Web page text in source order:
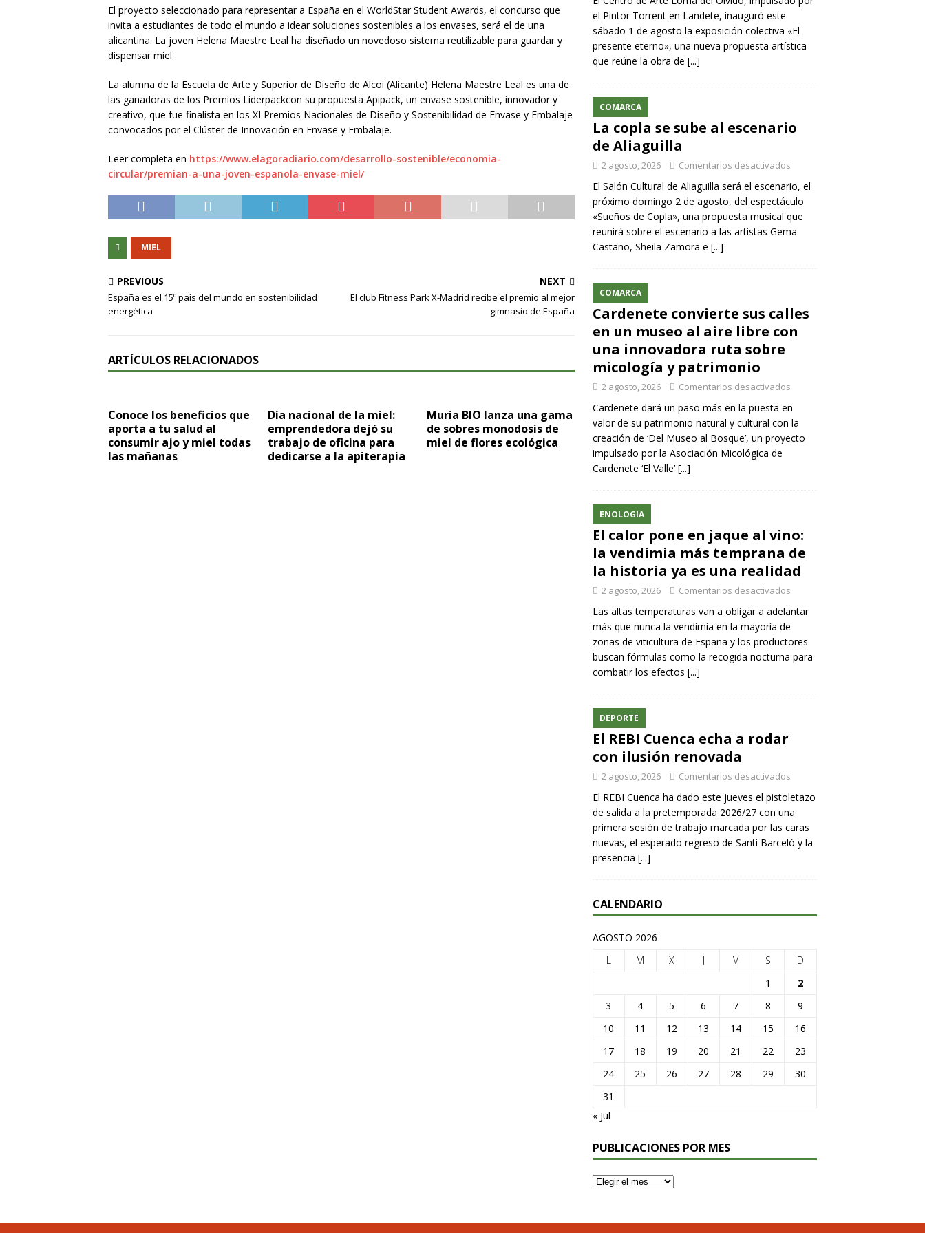
El proyecto seleccionado para representar a España en el WorldStar Student Awards, el concurso que
invita a estudiantes de todo el mundo a idear soluciones sostenibles a los envases, será el de una
alicantina. La joven Helena Maestre Leal ha diseñado un novedoso sistema reutilizable para guardar y
dispensar miel
La alumna de la Escuela de Arte y Superior de Diseño de Alcoi (Alicante) Helena Maestre Leal es una de
las ganadoras de los Premios Liderpackcon su propuesta Apipack, un envase sostenible, innovador y
creativo, que fue finalista en los XI Premios Nacionales de Diseño y Sostenibilidad de Envase y Embalaje
convocados por el Clúster de Innovación en Envase y Embalaje.
Leer completa en https://www.elagoradiario.com/desarrollo-sostenible/economia-
circular/premian-a-una-joven-espanola-envase-miel/
MIEL
PREVIOUS
España es el 15º país del mundo en sostenibilidad
energética
NEXT
El club Fitness Park X-Madrid recibe el premio al mejor
gimnasio de España
ARTÍCULOS RELACIONADOS
Conoce los beneficios que
aporta a tu salud al
consumir ajo y miel todas
las mañanas
Día nacional de la miel:
emprendedora dejó su
trabajo de oficina para
dedicarse a la apiterapia
Muria BIO lanza una gama
de sobres monodosis de
miel de flores ecológica
el Pintor Torrent en Landete, inauguró este
sábado 1 de agosto la exposición colectiva «El
presente eterno», una nueva propuesta artística
que reúne la obra de [...]
COMARCA
La copla se sube al escenario
de Aliaguilla
2 agosto, 2026 Comentarios desactivados
El Salón Cultural de Aliaguilla será el escenario, el
próximo domingo 2 de agosto, del espectáculo
«Sueños de Copla», una propuesta musical que
reunirá sobre el escenario a las artistas Gema
Castaño, Sheila Zamora e [...]
COMARCA
Cardenete convierte sus calles
en un museo al aire libre con
una innovadora ruta sobre
micología y patrimonio
2 agosto, 2026 Comentarios desactivados
Cardenete dará un paso más en la puesta en
valor de su patrimonio natural y cultural con la
creación de ‘Del Museo al Bosque’, un proyecto
impulsado por la Asociación Micológica de
Cardenete ‘El Valle’ [...]
ENOLOGIA
El calor pone en jaque al vino:
la vendimia más temprana de
la historia ya es una realidad
2 agosto, 2026 Comentarios desactivados
Las altas temperaturas van a obligar a adelantar
más que nunca la vendimia en la mayoría de
zonas de viticultura de España y los productores
buscan fórmulas como la recogida nocturna para
combatir los efectos [...]
DEPORTE
El REBI Cuenca echa a rodar
con ilusión renovada
2 agosto, 2026 Comentarios desactivados
El REBI Cuenca ha dado este jueves el pistoletazo
de salida a la pretemporada 2026/27 con una
primera sesión de trabajo marcada por las caras
nuevas, el esperado regreso de Santi Barceló y la
presencia [...]
CALENDARIO
AGOSTO 2026
L
M X J V S
D
1
2
3
4 5 6 7 8
9
10
11 12 13 14 15
16
17
18 19 20 21 22
23
24
25 26 27 28 29
30
31
« Jul
PUBLICACIONES POR MES